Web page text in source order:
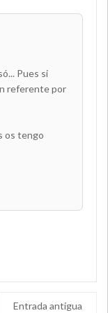
Pues si
referente por
os tengo
Entrada antigua